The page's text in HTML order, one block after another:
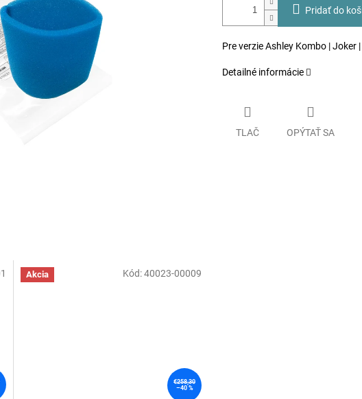
Pridať do
Pre verzie Ashley Kombo | Joker
Detailné informácie
TLAČ OPÝTAŤ SA
Akcia
€258,30
–40 %
Kód:40023-00009